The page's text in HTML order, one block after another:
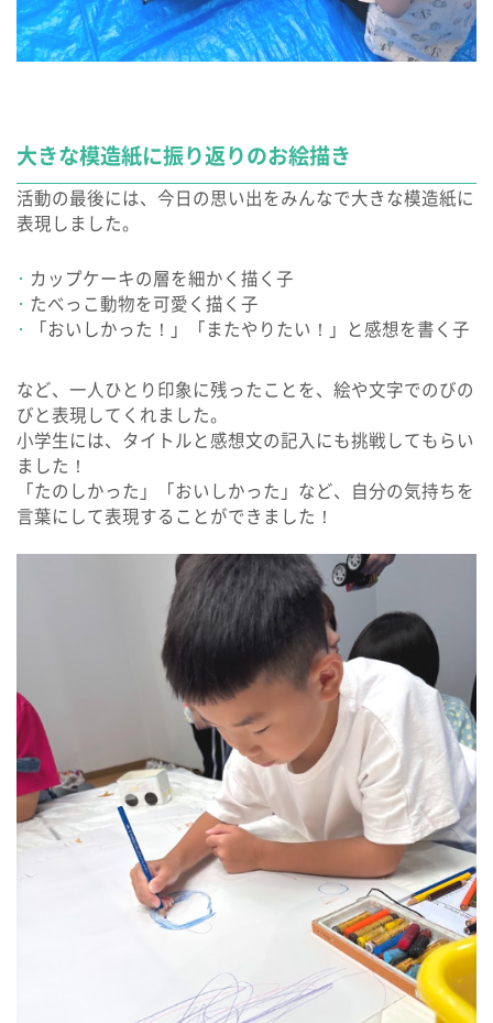
大きな模造紙に振り返りのお絵描き
活動の最後には、今日の思い出をみんなで大きな模造紙に
表現しました。
カップケーキの層を細かく描く子
たべっこ動物を可愛く描く子
「おいしかった！」「またやりたい！」と感想を書く子
など、一人ひとり印象に残ったことを、絵や文字でのびの
びと表現してくれました。
小学生には、タイトルと感想文の記入にも挑戦してもらい
ました！
「たのしかった」「おいしかった」など、自分の気持ちを
言葉にして表現することができました！